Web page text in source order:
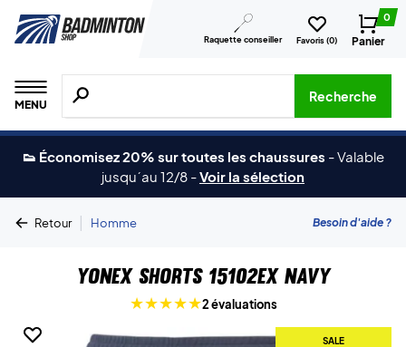
Raquette conseiller Favoris (0)
0
Panier
MENU
Recherche de produits, de marques, etc.
Recherche
👟 Économisez 20% sur toutes les chaussures -Valable
jusqu´au 12/8 -Voir la sélection
Retour | Homme Besoin d'aide ?
Yonex Shorts 15102EX Navy
2 évaluations
SALE